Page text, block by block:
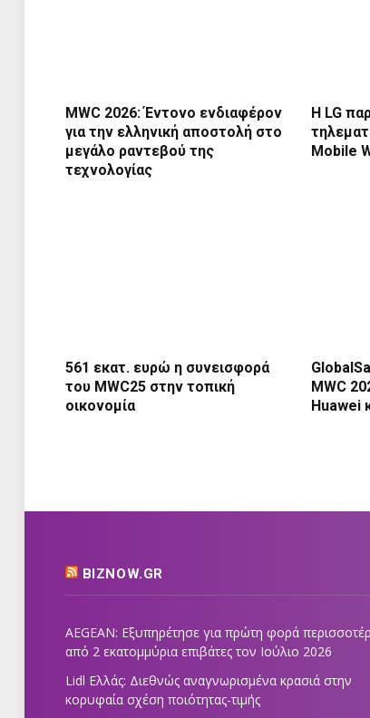
MWC 2026: Έντονο ενδιαφέρον
για την ελληνική αποστολή στο
μεγάλο ραντεβού της
τεχνολογίας
Η LG
Mobile
561 εκατ. ευρώ η συνεισφορά
του MWC25 στην τοπική
οικονομία
MWC
Huawei
BIZNOW.GR
AEGEAN: Εξυπηρέτησε για πρώτη φορά
από 2 εκατομμύρια επιβάτες τον Ιούλιο 2026
Lidl Ελλάς: Διεθνώς αναγνωρισμένα κρασιά στην
κορυφαία σχέση ποιότητας-τιμής